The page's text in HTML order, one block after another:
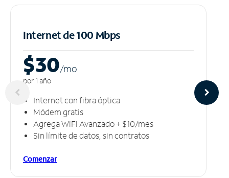
Internet de 100 Mbps
$30/mo
por 1 año
Internet con fibra óptica
Módem gratis
Agrega WiFi Avanzado + $10/mes
Sin límite de datos, sin contratos
Comenzar